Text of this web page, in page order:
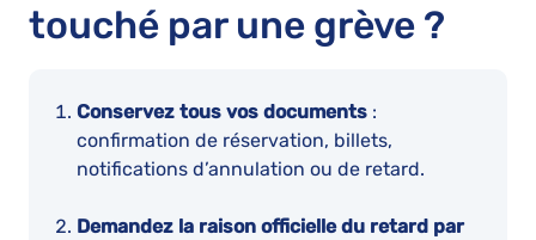
touché par une grève ?
Conservez tous vos documents :
confirmation de réservation, billets,
notifications d’annulation ou de retard.
Demandez la raison officielle du retard par